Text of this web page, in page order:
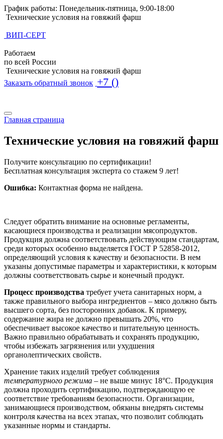
График работы: Понедельник-пятница, 9:00-18:00
Технические условия на говяжий фарш
ВИП-СЕРТ
Работаем
по всей России
Технические условия на говяжий фарш
Заказать обратный звонок +7 ()
Главная страница
Технические условия на говяжий фарш
Получите консультацию по сертификации!
Бесплатная консультация эксперта со стажем 9 лет!
Ошибка: Контактная форма не найдена.
Следует обратить внимание на основные регламенты,
касающиеся производства и реализации мясопродуктов.
Продукция должна соответствовать действующим стандартам,
среди которых особенно выделяется ГОСТ Р 52858-2012,
определяющий условия к качеству и безопасности. В нем
указаны допустимые параметры и характеристики, к которым
должны соответствовать сырье и конечный продукт.
Процесс производства требует учета санитарных норм, а
также правильного выбора ингредиентов – мясо должно быть
высшего сорта, без посторонних добавок. К примеру,
содержание жира не должно превышать 20%, что
обеспечивает высокое качество и питательную ценность.
Важно правильно обрабатывать и сохранять продукцию,
чтобы избежать загрязнения или ухудшения
органолептических свойств.
Хранение таких изделий требует соблюдения
температурного режима – не выше минус 18°C. Продукция
должна проходить сертификацию, подтверждающую ее
соответствие требованиям безопасности. Организации,
занимающиеся производством, обязаны внедрять системы
контроля качества на всех этапах, что позволит соблюдать
указанные нормы и стандарты.